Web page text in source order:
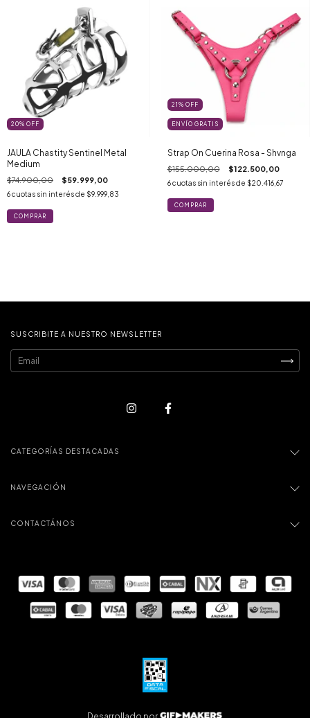
20% OFF
JAULA Chastity Sentinel Metal
Medium
$74.900,00 $59.999,00
6cuotas sin interés de $9.999,83
21 % OFF
ENVÍO GRATIS
Strap On Cuerina Rosa - Shvnga
$155.000,00 $122.500,00
6 cuotas sin interés de $20.416,67
SUSCRIBITE A NUESTRO NEWSLETTER
CATEGORÍAS DESTACADAS
NAVEGACIÓN
CONTACTÁNOS